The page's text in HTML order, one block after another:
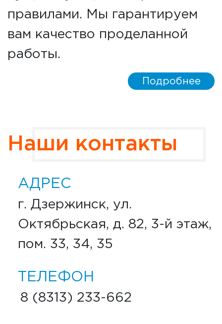
правилами. Мы гарантируем
вам качество проделанной
работы.
Подробнее
Наши контакты
АДРЕС
г. Дзержинск, ул.
Октябрьская, д. 82, 3-й этаж,
пом. 33, 34, 35
ТЕЛЕФОН
8 (8313) 233-662